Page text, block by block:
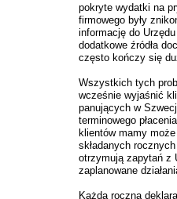
pokryte wydatki na
firmowego były
informację do
dodatkowe źródła
często kończy się
Wszystkich tych
wcześnie wyjaśnić
panujących w
terminowego
klientów mamy
składanych
otrzymują zapytań z
zaplanowane
Każda roczna